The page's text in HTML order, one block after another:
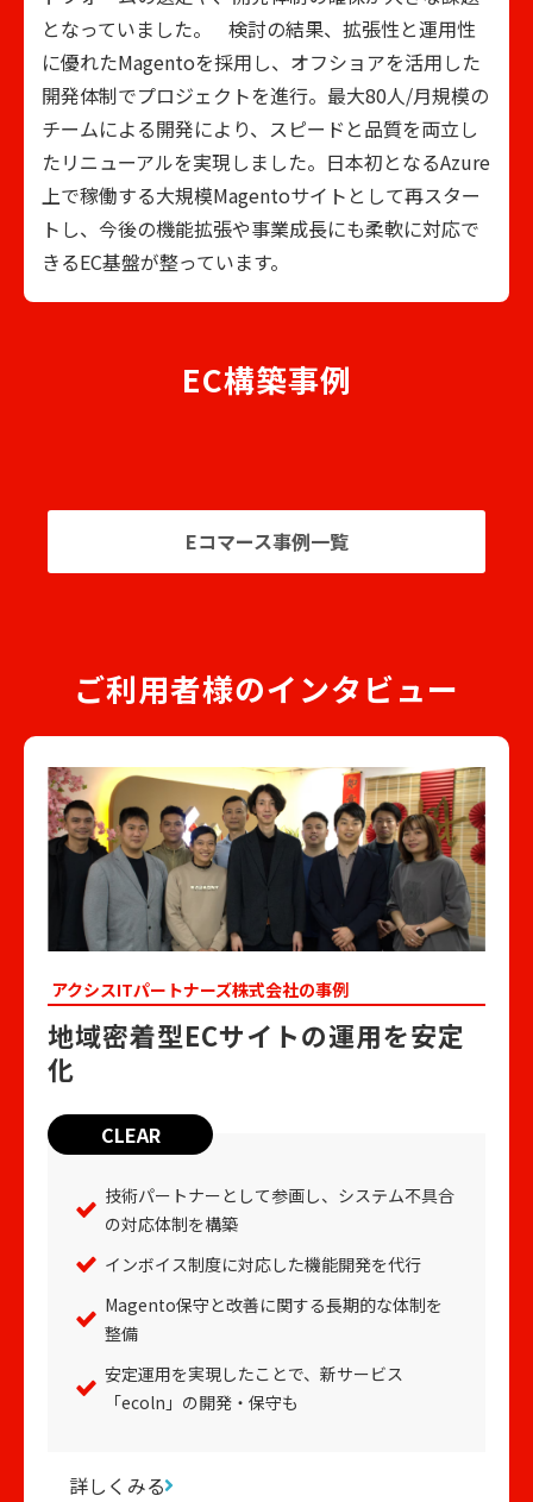
となっていました。 検討の結果、拡張性と運用性
に優れたMagentoを採用し、オフショアを活用した
開発体制でプロジェクトを進行。最大80人/月規模の
チームによる開発により、スピードと品質を両立し
たリニューアルを実現しました。日本初となるAzure
上で稼働する大規模Magentoサイトとして再スター
トし、今後の機能拡張や事業成長にも柔軟に対応で
きるEC基盤が整っています。
EC構築事例
Eコマース事例一覧
ご利用者様のインタビュー
アクシスITパートナーズ株式会社の事例
地域密着型ECサイトの運用を安定
化
CLEAR
技術パートナーとして参画し、システム不具合
の対応体制を構築
インボイス制度に対応した機能開発を代行
Magento保守と改善に関する長期的な体制を
整備
安定運用を実現したことで、新サービス
「ecoln」の開発・保守も
詳しくみる